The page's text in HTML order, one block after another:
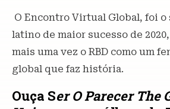
O Encontro Virtual Global, foi
latino de maior sucesso de
mais uma vez o RBD como um
global que faz história.
Ouça Ser O Parecer The